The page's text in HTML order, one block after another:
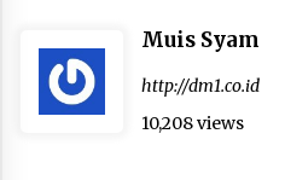
Muis Syam
http://dm1.co.id
10,208 views